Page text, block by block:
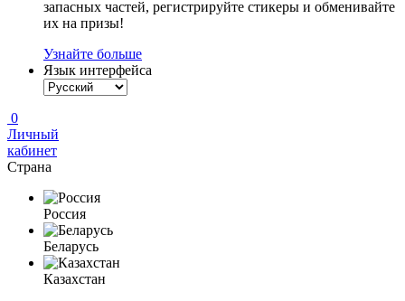
запасных частей, регистрируйте стикеры и обменивайте
их на призы!
Узнайте больше
Язык интерфейса
0
Личный
кабинет
Страна
Россия
Беларусь
Казахстан